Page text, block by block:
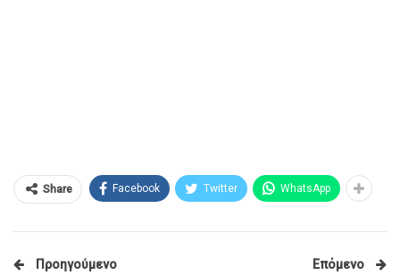
Share Facebook Twitter WhatsApp
Προηγούμενο
Επόμενο